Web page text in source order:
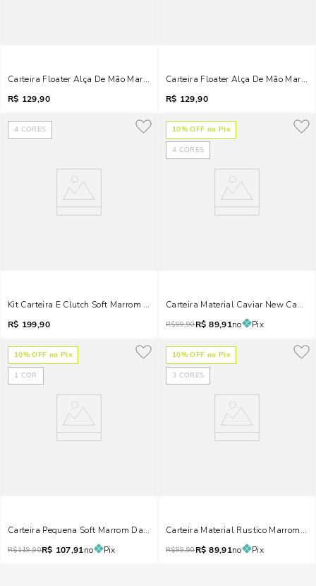
Carteira Floater Alça De Mão Marrom Brick
R$ 129,90
Carteira Floater Alça De Mão
R$ 129,90
4 CORES
Kit Carteira E Clutch Soft Marrom Terracota
R$ 199,90
10% OFF no Pix
4 CORES
Carteira Material Caviar New
R$99,90R$ 89,91no Pix
10% OFF no Pix
1 COR
Carteira Pequena Soft Marrom Dark
R$119,90R$ 107,91no Pix
10% OFF no Pix
3 CORES
Carteira Material Rustico Marrom
R$99,90R$ 89,91no Pix